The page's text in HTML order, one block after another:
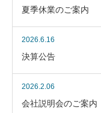
夏季休業のご案内
2026.6.16
決算公告
2026.2.06
会社説明会のご案内